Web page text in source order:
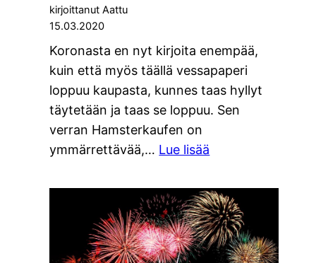
kirjoittanut Aattu
15.03.2020
Koronasta en nyt kirjoita enempää,
kuin että myös täällä vessapaperi
loppuu kaupasta, kunnes taas hyllyt
täytetään ja taas se loppuu. Sen
verran Hamsterkaufen on
ymmärrettävää,… Lue lisää
ja
kielestä